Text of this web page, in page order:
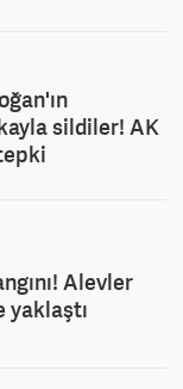
sildiler! AK
Alevler
yaklaştı